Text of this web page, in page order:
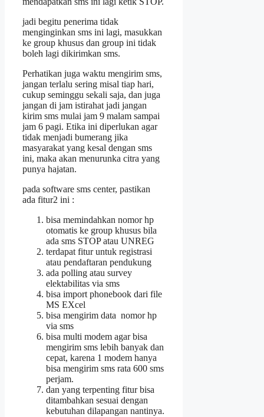
jadi begitu penerima tidak
menginginkan sms ini lagi, masukkan
ke group khusus dan group ini tidak
boleh lagi dikirimkan sms.
Perhatikan juga waktu mengirim sms,
jangan terlalu sering misal tiap hari,
cukup seminggu sekali saja, dan juga
jangan di jam istirahat jadi jangan
kirim sms mulai jam 9 malam sampai
jam 6 pagi. Etika ini diperlukan agar
tidak menjadi bumerang jika
masyarakat yang kesal dengan sms
ini, maka akan menurunka citra yang
punya hajatan.
pada software sms center, pastikan
ada fitur2 ini :
bisa memindahkan nomor hp
otomatis ke group khusus bila
ada sms STOP atau UNREG
terdapat fitur untuk registrasi
atau pendaftaran pendukung
ada polling atau survey
elektabilitas via sms
bisa import phonebook dari file
MS EXcel
bisa mengirim data nomor hp
via sms
bisa multi modem agar bisa
mengirim sms lebih banyak dan
cepat, karena 1 modem hanya
bisa mengirim sms rata 600 sms
perjam.
dan yang terpenting fitur bisa
ditambahkan sesuai dengan
kebutuhan dilapangan nantinya.